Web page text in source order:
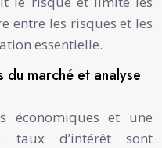
entre les risques et les
essentielle.
du marché et analyse
économiques et une
taux d’intérêt sont